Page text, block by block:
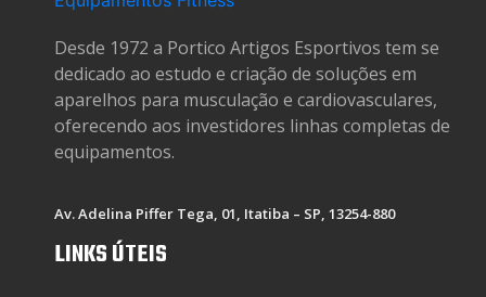
Desde 1972 a Portico Artigos Esportivos tem se
dedicado ao estudo e criação de soluções em
aparelhos para musculação e cardiovasculares,
oferecendo aos investidores linhas completas de
equipamentos.
Av. Adelina Piffer Tega, 01, Itatiba – SP, 13254-880
LINKS ÚTEIS